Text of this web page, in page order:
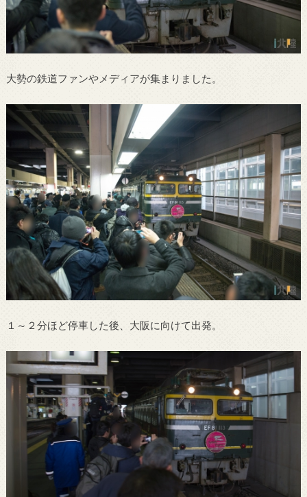
大勢の鉄道ファンやメディアが集まりました。
１～２分ほど停車した後、大阪に向けて出発。